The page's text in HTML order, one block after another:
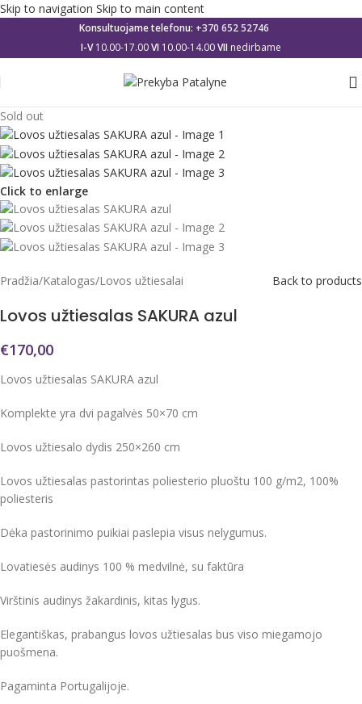
Skip to navigation Skip to main content
Konsultuojame telefonu: +370 652 52746
I-V10.00-17.00VI 10.00-14.00VII nedirbame
Sold out
Click to enlarge
Pradžia/Katalogas/Lovos užtiesalai Back to products
Lovos užtiesalas SAKURA azul
€170,00
Lovos užtiesalas SAKURA azul
Komplekte yra dvi pagalvės 50×70 cm
Lovos užtiesalo dydis 250×260 cm
Lovos užtiesalas pastorintas poliesterio pluoštu 100 g/m2, 100%
poliesteris
Dėka pastorinimo puikiai paslepia visus nelygumus.
Lovatiesės audinys 100 % medvilnė, su faktūra
Virštinis audinys žakardinis, kitas lygus.
Elegantiškas, prabangus lovos užtiesalas bus viso miegamojo
puošmena.
Pagaminta Portugalijoje.